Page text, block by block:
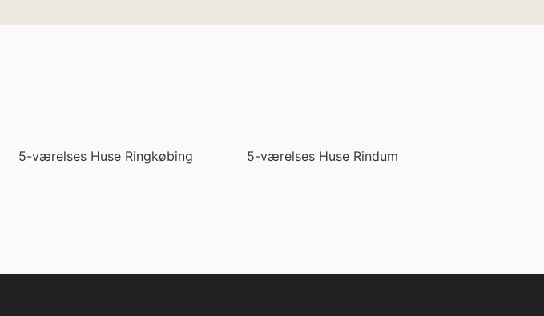
5-værelses Huse Ringkøbing
5-værelses Huse Rindum